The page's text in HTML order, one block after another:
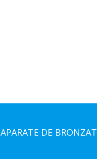
APARATE DE BRONZAT